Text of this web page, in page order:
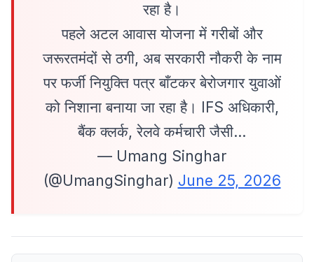
रहा है।
पहले अटल आवास योजना में गरीबों और
जरूरतमंदों से ठगी, अब सरकारी नौकरी के नाम
पर फर्जी नियुक्ति पत्र बाँटकर बेरोजगार युवाओं
को निशाना बनाया जा रहा है। IFS अधिकारी,
बैंक क्लर्क, रेलवे कर्मचारी जैसी…
— Umang Singhar
(@UmangSinghar) June 25, 2026